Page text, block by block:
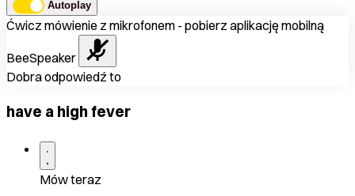
Autoplay
Ćwicz mówienie z mikrofonem - pobierz aplikację mobilną
BeeSpeaker
Dobra odpowiedź to
have a high fever
Mów teraz